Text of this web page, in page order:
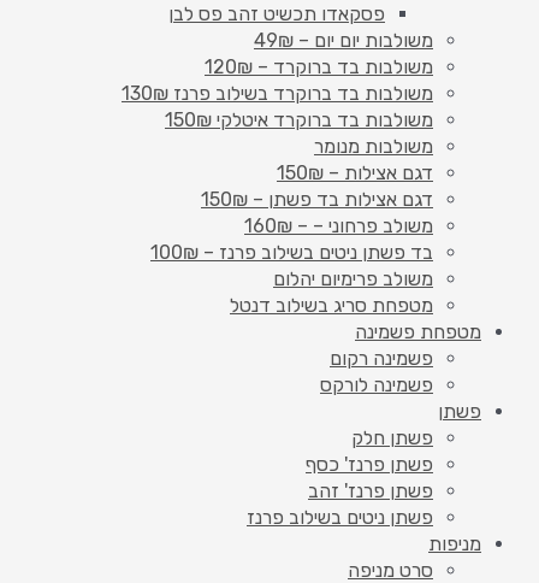
פסקאדו תכשיט זהב פס לבן
משולבות יום יום – 49₪
משולבות בד ברוקרד – 120₪
משולבות בד ברוקרד בשילוב פרנז 130₪
משולבות בד ברוקרד איטלקי 150₪
משולבות מנומר
דגם אצילות – 150₪
דגם אצילות בד פשתן – 150₪
משולב פרחוני – – 160₪
בד פשתן ניטים בשילוב פרנז – 100₪
משולב פרימיום יהלום
מטפחת סריג בשילוב דנטל
מטפחת פשמינה
פשמינה רקום
פשמינה לורקס
פשתן
פשתן חלק
פשתן פרנז' כסף
פשתן פרנז' זהב
פשתן ניטים בשילוב פרנז
מניפות
סרט מניפה